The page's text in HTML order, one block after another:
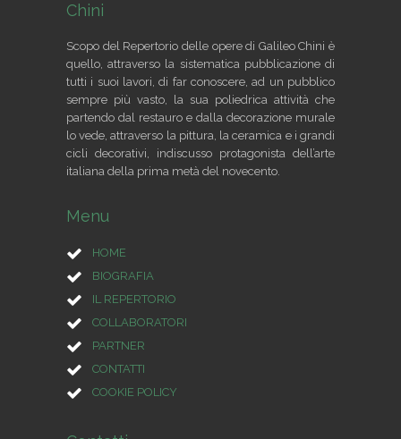
Chini
Scopo del Repertorio delle opere di Galileo Chini è
quello, attraverso la sistematica pubblicazione di
tutti i suoi lavori, di far conoscere, ad un pubblico
sempre più vasto, la sua poliedrica attività che
partendo dal restauro e dalla decorazione murale
lo vede, attraverso la pittura, la ceramica e i grandi
cicli decorativi, indiscusso protagonista dell’arte
italiana della prima metà del novecento.
Menu
HOME
BIOGRAFIA
IL REPERTORIO
COLLABORATORI
PARTNER
CONTATTI
COOKIE POLICY